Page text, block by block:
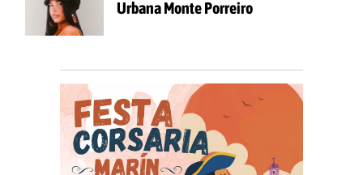
Urbana Monte Porreiro